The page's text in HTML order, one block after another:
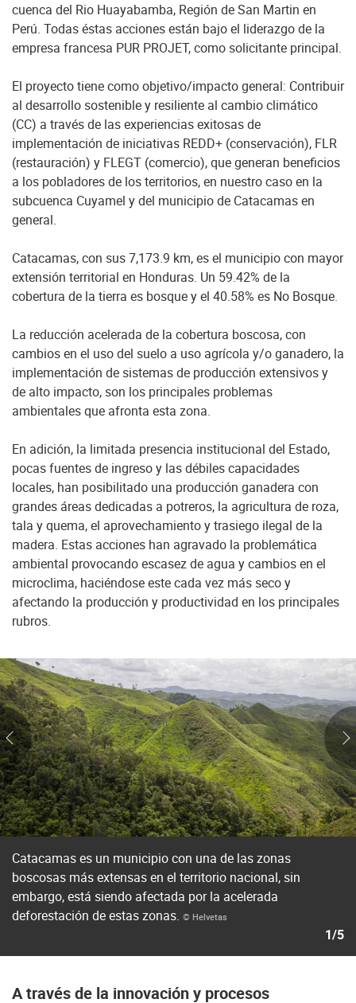
cuenca del Rio Huayabamba, Región de San Martin en
Perú. Todas éstas acciones están bajo el liderazgo de la
empresa francesa PUR PROJET, como solicitante principal.
El proyecto tiene como objetivo/impacto general: Contribuir
al desarrollo sostenible y resiliente al cambio climático
(CC) a través de las experiencias exitosas de
implementación de iniciativas REDD+ (conservación), FLR
(restauración) y FLEGT (comercio), que generan beneficios
a los pobladores de los territorios, en nuestro caso en la
subcuenca Cuyamel y del municipio de Catacamas en
general.
Catacamas, con sus 7,173.9 km, es el municipio con mayor
extensión territorial en Honduras. Un 59.42% de la
cobertura de la tierra es bosque y el 40.58% es No Bosque.
La reducción acelerada de la cobertura boscosa, con
cambios en el uso del suelo a uso agrícola y/o ganadero, la
implementación de sistemas de producción extensivos y
de alto impacto, son los principales problemas
ambientales que afronta esta zona.
En adición, la limitada presencia institucional del Estado,
pocas fuentes de ingreso y las débiles capacidades
locales, han posibilitado una producción ganadera con
grandes áreas dedicadas a potreros, la agricultura de roza,
tala y quema, el aprovechamiento y trasiego ilegal de la
madera. Estas acciones han agravado la problemática
ambiental provocando escasez de agua y cambios en el
microclima, haciéndose este cada vez más seco y
afectando la producción y productividad en los principales
rubros.
Catacamas es un municipio con una de las zonas
boscosas más extensas en el territorio nacional, sin
embargo, está siendo afectada por la acelerada
deforestación de estas zonas. © Helvetas
1/5
A través de la innovación y procesos